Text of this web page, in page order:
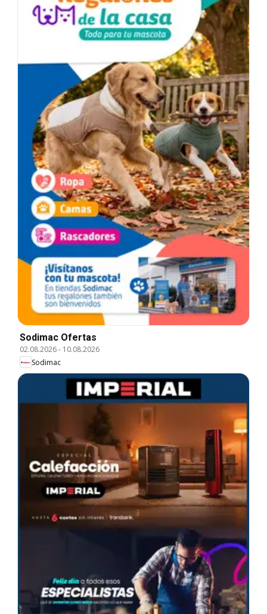
Sodimac Ofertas
02.08.2026- 10.08.2026
Sodimac